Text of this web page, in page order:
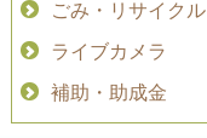
ごみ・リサイクル
ライブカメラ
補助・助成金